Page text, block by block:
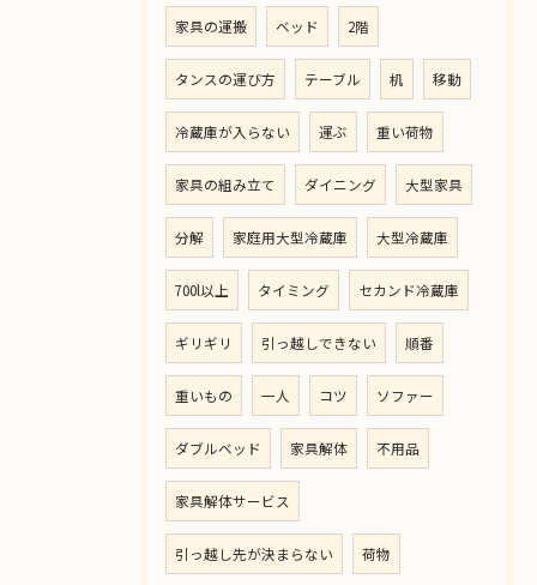
家具の運搬 ベッド 2階
タンスの運び方 テーブル 机 移動
冷蔵庫が入らない 運ぶ 重い荷物
家具の組み立て ダイニング 大型家具
分解 家庭用大型冷蔵庫 大型冷蔵庫
700l以上 タイミング セカンド冷蔵庫
ギリギリ 引っ越しできない 順番
重いもの 一人 コツ ソファー
ダブルベッド 家具解体 不用品
家具解体サービス
引っ越し先が決まらない 荷物